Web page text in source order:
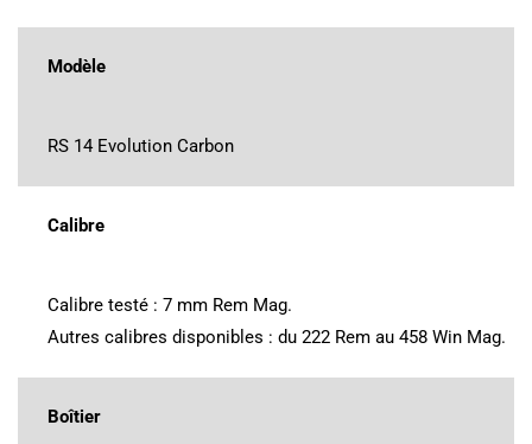
Modèle
RS 14 Evolution Carbon
Calibre
Calibre testé : 7 mm Rem Mag.
Autres calibres disponibles : du 222 Rem au 458 Win Mag.
Boîtier